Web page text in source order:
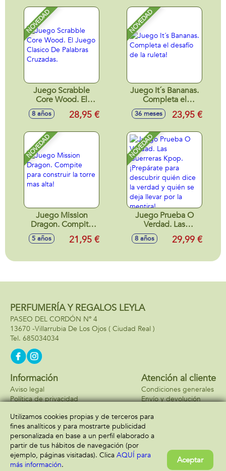
NOVEDAD
Juego Scrabble
Core Wood. El
Juego Clasico De
Palabras Cruzadas.
8 años 28,95 €
NOVEDAD
Juego It´s Bananas.
Completa el
desafío de la ruleta!
36 meses 23,95 €
NOVEDAD
Juego Mission
Dragon. Compite
para construir la
torre mas alta!
5 años 21,95 €
NOVEDAD
Juego Prueba O
Verdad. Las
Guerreras Kpop.
¡Prepárate para
dice la verdad y
por la mentira!
8 años 29,99 €
PERFUMERÍA Y REGALOS LEYLA
PASEO DEL CORDÓN Nº 4
13670 -Villarrubia De Los Ojos ( Ciudad Real )
685034034
Información
Aviso legal
Política de privacidad
Atención al cliente
Condiciones generales
Envío y devolución
Formas de pago
Utilizamos cookies propias y de terceros para
fines analíticos y para mostrarte publicidad
personalizada en base a un perfil elaborado a
partir de tus hábitos de navegación (por
ejemplo, páginas visitadas). Clica AQUÍ para
más información. Aceptar